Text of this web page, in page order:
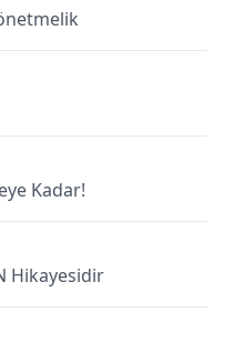
Kadar!
Hikayesidir